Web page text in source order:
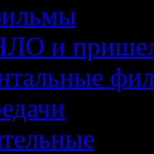
и